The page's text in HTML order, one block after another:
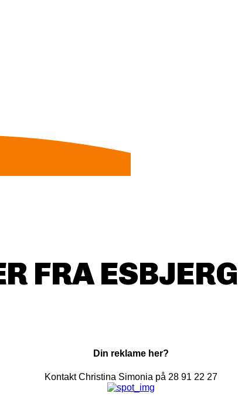
FRA ESBJERG
Din reklame her?
Kontakt Christina Simonia på 28 91 22 27